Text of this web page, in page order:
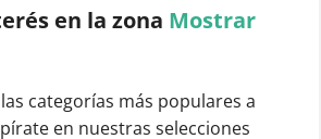
en la zona Mostrar
categorías más populares a
en nuestras selecciones